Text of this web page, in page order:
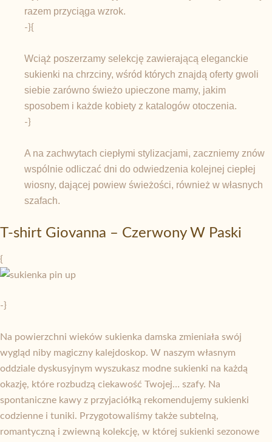
razem przyciąga wzrok.
-}{
Wciąż poszerzamy selekcję zawierającą eleganckie
sukienki na chrzciny, wśród których znajdą oferty gwoli
siebie zarówno świeżo upieczone mamy, jakim
sposobem i każde kobiety z katalogów otoczenia.
-}
A na zachwytach ciepłymi stylizacjami, zaczniemy znów
wspólnie odliczać dni do odwiedzenia kolejnej ciepłej
wiosny, dającej powiew świeżości, również w własnych
szafach.
T-shirt Giovanna – Czerwony W Paski
{
-}
Na powierzchni wieków sukienka damska zmieniała swój
wygląd niby magiczny kalejdoskop. W naszym własnym
oddziale dyskusyjnym wyszukasz modne sukienki na każdą
okazję, które rozbudzą ciekawość Twojej… szafy. Na
spontaniczne kawy z przyjaciółką rekomendujemy sukienki
codzienne i tuniki. Przygotowaliśmy także subtelną,
romantyczną i zwiewną kolekcję, w której sukienki sezonowe